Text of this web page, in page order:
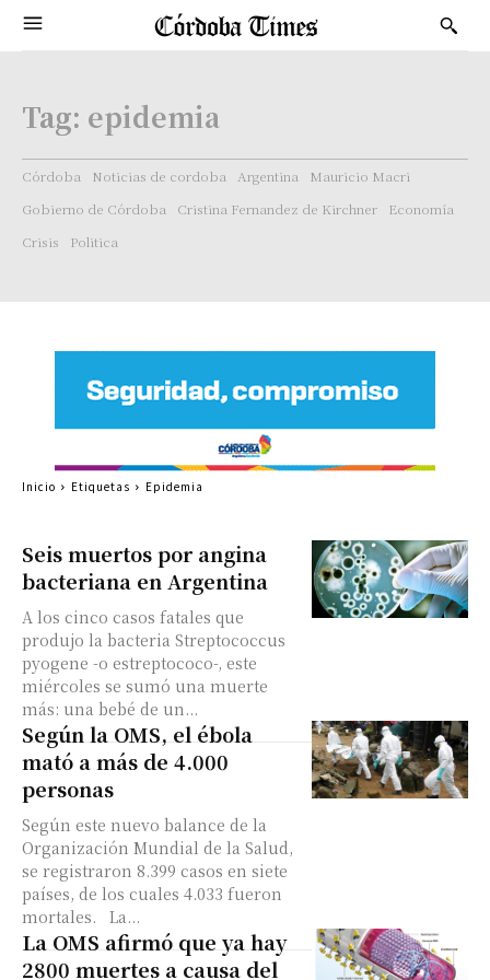
Tag: epidemia
Córdoba Noticias de cordoba Argentina
Mauricio Macri
Gobierno de Córdoba
Cristina Fernandez de Kirchner
Economía
Crisis
Politica
Seis muertos por angina
bacteriana en Argentina
A los cinco casos fatales que
produjo la bacteria Streptococcus
pyogene -o estreptococo-, este
miércoles se sumó una muerte
más: una bebé de un...
Según la OMS, el ébola
mató a más de 4.000
personas
Según este nuevo balance de la
Organización Mundial de la Salud,
se registraron 8.399 casos en siete
países, de los cuales 4.033 fueron
mortales. La...
La OMS afirmó que ya hay
2800 muertes a causa del
Inicio Etiquetas Epidemia